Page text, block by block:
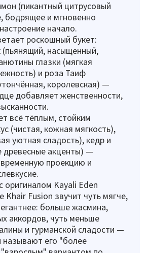
(пикантный цитрусовый
бодрящее и мгновенно
начало.
роскошный букет:
насыщенный,
глазки (мягкая
и роза Таиф
королевская) —
добавляет женственности,
всё тёплым, стойким
(чистая, кожная мягкость),
уютная сладость), кедр и
древесные акценты) —
проекцию и
оригиналом Kayali Eden
Khair Fusion звучит чуть мягче,
больше жасмина,
аккордов, чуть меньше
и гурманской сладости —
называют его "более